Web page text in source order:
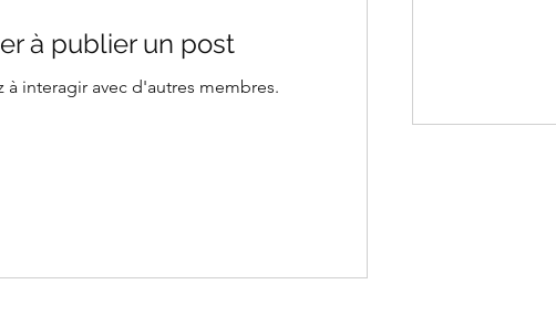
à publier un post
interagir avec d'autres membres.